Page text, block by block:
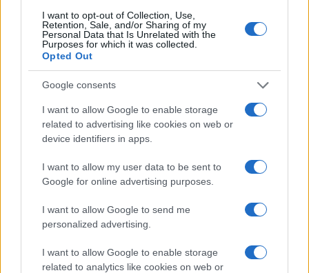
I want to opt-out of Collection, Use,
Retention, Sale, and/or Sharing of my
Personal Data that Is Unrelated with the
Purposes for which it was collected.
Opted Out
Google consents
I want to allow Google to enable storage
related to advertising like cookies on web or
device identifiers in apps.
I want to allow my user data to be sent to
Google for online advertising purposes.
I want to allow Google to send me
personalized advertising.
I want to allow Google to enable storage
related to analytics like cookies on web or
Ροή Ειδήσεων
Τώρα να ζητήσουμε μια γραμμη παραγωγής για 60 σινούκ που θα
ειναι και πυροσβεστικά, και της αεροπορίας στρατού ,και για
πολιτική προστασία , και για ερευνά διάσωση, και θα μπορουν να
φέρουναντιπλοϊκόυςπυραύλους